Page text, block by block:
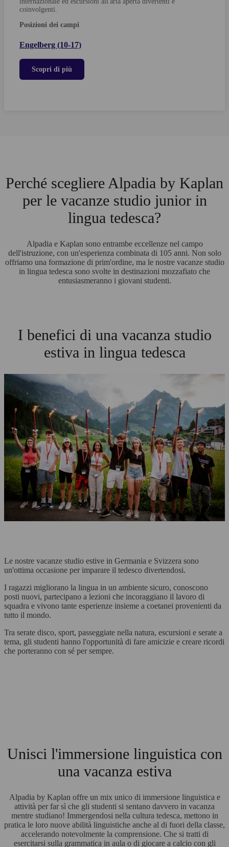
coinvolgenti.
Posizioni dei campi
Engelberg (10-17)
Scopri di più
Perché scegliere Alpadia by Kaplan
per le vacanze studio junior in
lingua tedesca?
Alpadia e Kaplan sono entrambe eccellenze nel campo
dell'istruzione, con un'esperienza combinata di 105 anni. Non solo
offriamo una formazione di prim'ordine, ma le nostre vacanze studio
in lingua tedesca sono svolte in destinazioni mozzafiato che
entusiasmeranno i giovani studenti.
I benefici di una vacanza studio
estiva in lingua tedesca
Le nostre vacanze studio estive in Germania e Svizzera sono
un'ottima occasione per imparare il tedesco divertendosi.
I ragazzi migliorano la lingua in un ambiente sicuro, conoscono
posti nuovi, partecipano a lezioni che incoraggiano il lavoro di
squadra e vivono tante esperienze insieme a coetanei provenienti da
tutto il mondo.
Tra serate disco, sport, passeggiate nella natura, escursioni e serate a
tema, gli studenti hanno l'opportunità di fare amicizie e creare ricordi
che porteranno con sé per sempre.
Unisci l'immersione linguistica con
una vacanza estiva
Alpadia by Kaplan offre un mix unico di immersione linguistica e
attività per far sì che gli studenti si sentano davvero in vacanza
mentre studiano! Immergendosi nella cultura tedesca, mettono in
pratica le loro nuove abilità linguistiche anche al di fuori della classe,
accelerando notevolmente la comprensione. Che si tratti di
esercitarsi sulla grammatica in aula o di giocare a calcio con gli